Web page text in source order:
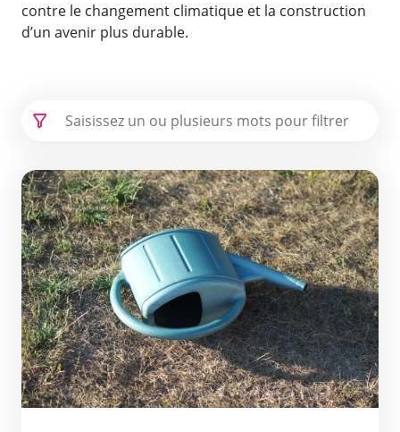
contre le changement climatique et la construction
d’un avenir plus durable.
Les actions
Préservation de la ressource en eau : des mesures de